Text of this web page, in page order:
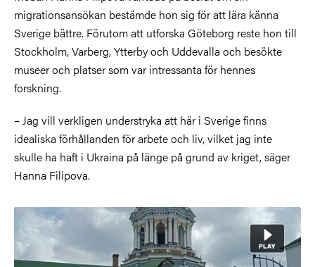
migrationsansökan bestämde hon sig för att lära känna
Sverige bättre. Förutom att utforska Göteborg reste hon till
Stockholm, Varberg, Ytterby och Uddevalla och besökte
museer och platser som var intressanta för hennes
forskning.
– Jag vill verkligen understryka att här i Sverige finns
idealiska förhållanden för arbete och liv, vilket jag inte
skulle ha haft i Ukraina på länge på grund av kriget, säger
Hanna Filipova.